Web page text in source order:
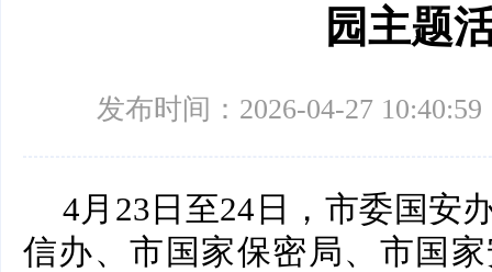
园主题
发布时间：2026-04-27 10:40:59
4月23日至24日，市委国安
信办、市国家保密局、市国